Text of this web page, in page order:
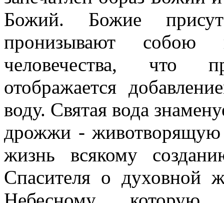
Божий. Божие
пронизывают собою
человечества, что
отображается
воду. Святая вода
дрожжи -
жизнь всякому
Спасителя о духовной